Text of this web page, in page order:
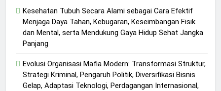
Kesehatan Tubuh Secara Alami sebagai Cara Efektif
Menjaga Daya Tahan, Kebugaran, Keseimbangan Fisik
dan Mental, serta Mendukung Gaya Hidup Sehat Jangka
Panjang
Evolusi Organisasi Mafia Modern: Transformasi Struktur,
Strategi Kriminal, Pengaruh Politik, Diversifikasi Bisnis
Gelap, Adaptasi Teknologi, Perdagangan Internasional,